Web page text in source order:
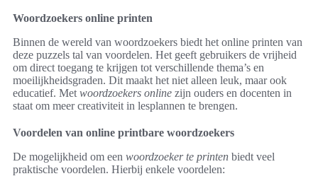
Woordzoekers online printen
Binnen de wereld van woordzoekers biedt het online printen van
deze puzzels tal van voordelen. Het geeft gebruikers de vrijheid
om direct toegang te krijgen tot verschillende thema’s en
moeilijkheidsgraden. Dit maakt het niet alleen leuk, maar ook
educatief. Met woordzoekers online zijn ouders en docenten in
staat om meer creativiteit in lesplannen te brengen.
Voordelen van online printbare woordzoekers
De mogelijkheid om een woordzoeker te printen biedt veel
praktische voordelen. Hierbij enkele voordelen: